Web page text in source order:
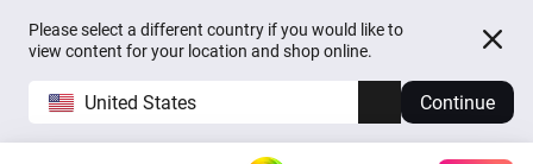
Please select a different country if you would like to
view content for your location and shop online.
United States Continue